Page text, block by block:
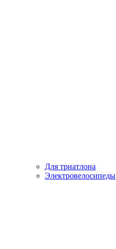
Для триатлона
Электровелосипеды